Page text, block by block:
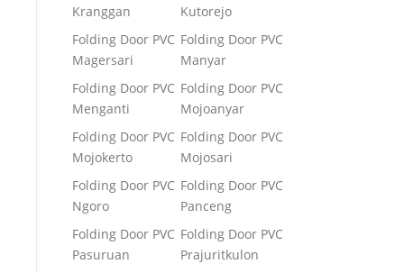
Kranggan
Kutorejo
Folding Door PVC
Magersari
Folding Door PVC
Manyar
Folding Door PVC
Menganti
Folding Door PVC
Mojoanyar
Folding Door PVC
Mojokerto
Folding Door PVC
Mojosari
Folding Door PVC
Ngoro
Folding Door PVC
Panceng
Folding Door PVC
Pasuruan
Folding Door PVC
Prajuritkulon